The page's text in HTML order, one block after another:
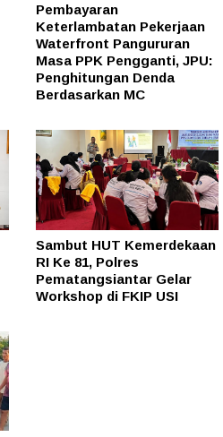
Pembayaran
Keterlambatan Pekerjaan
Waterfront Pangururan
Masa PPK Pengganti, JPU:
Penghitungan Denda
Berdasarkan MC
Sambut HUT Kemerdekaan
RI Ke 81, Polres
Pematangsiantar Gelar
Workshop di FKIP USI